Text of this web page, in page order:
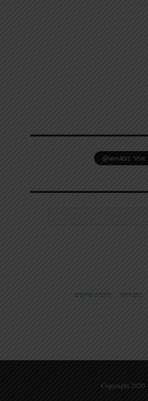
כתב ויתור תוכנית שותפים